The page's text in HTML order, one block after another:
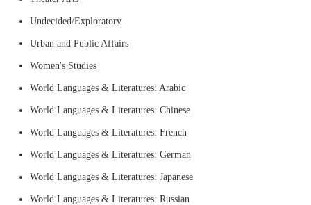
Undecided/Exploratory
Urban and Public Affairs
Women's Studies
World Languages & Literatures: Arabic
World Languages & Literatures: Chinese
World Languages & Literatures: French
World Languages & Literatures: German
World Languages & Literatures: Japanese
World Languages & Literatures: Russian